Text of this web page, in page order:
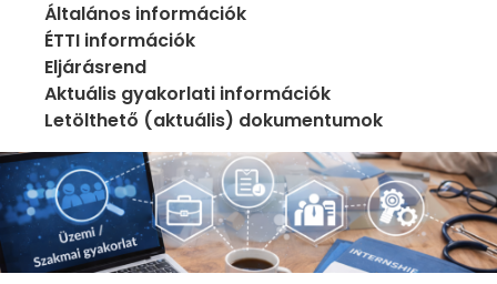
Általános információk
ÉTTI információk
Eljárásrend
Aktuális gyakorlati információk
Letölthető (aktuális) dokumentumok